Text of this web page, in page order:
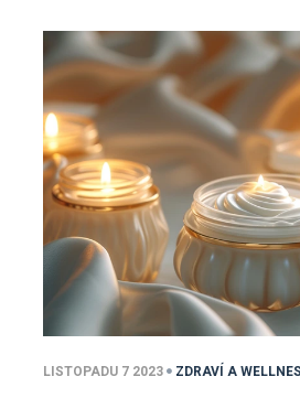
LISTOPADU 7 2023 ZDRAVÍ A